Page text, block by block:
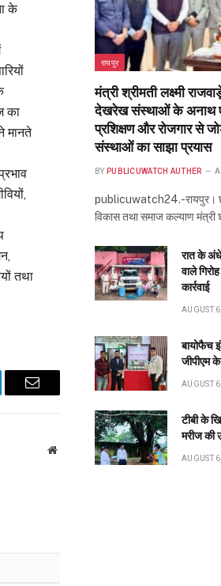
के
का
मानते
तथा
Email
Website
प्रदेश
संगठन
सिंह की
Don't Miss
रायपुर
देखरेख संस्थाओं के अनाथ
प्रशिक्षण और रोजगार से
संस्थाओं का साझा प्रयास
publicuwatch24.-रायपुर।
विकास तथा समाज कल्याण मंत्री